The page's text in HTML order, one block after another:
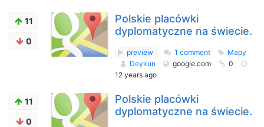
11
0
Polskie placówki
dyplomatyczne na świecie.
preview 1 comment
Mapy
Deykun
google.com
0
12 years ago
11
0
Polskie placówki
dyplomatyczne na świecie.